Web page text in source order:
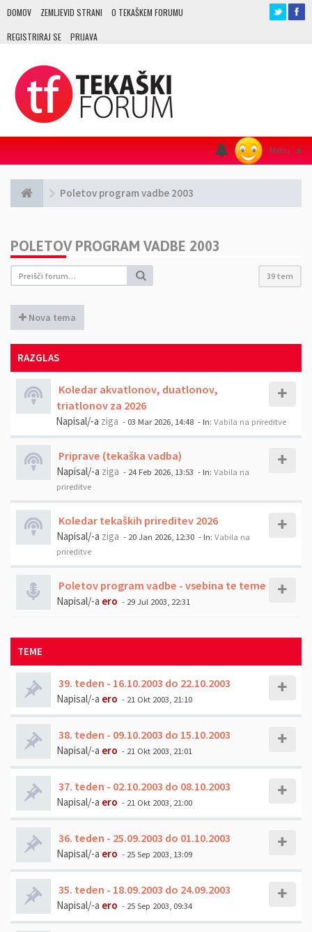
DOMOV ZEMLJEVID STRANI O TEKAŠKEM FORUMU
REGISTRIRAJ SE PRIJAVA
Menu ≡
Poletov program vadbe 2003
POLETOV PROGRAM VADBE 2003
39 tem
Nova tema
RAZGLAS
Koledar akvatlonov, duatlonov,
triatlonov za 2026
Napisal/-a ziga - 03 Mar 2026, 14:48 - In: Vabila na prireditve
Priprave (tekaška vadba)
Napisal/-a ziga - 24 Feb 2026, 13:53 - In: Vabila na
prireditve
Koledar tekaških prireditev 2026
Napisal/-a ziga - 20 Jan 2026, 12:30 - In: Vabila na
prireditve
Poletov program vadbe - vsebina te teme
Napisal/-a ero - 29 Jul 2003, 22:31
TEME
39. teden - 16.10.2003 do 22.10.2003
Napisal/-a ero - 21 Okt 2003, 21:10
38. teden - 09.10.2003 do 15.10.2003
Napisal/-a ero - 21 Okt 2003, 21:01
37. teden - 02.10.2003 do 08.10.2003
Napisal/-a ero - 21 Okt 2003, 21:00
36. teden - 25.09.2003 do 01.10.2003
Napisal/-a ero - 25 Sep 2003, 13:09
35. teden - 18.09.2003 do 24.09.2003
Napisal/-a ero - 25 Sep 2003, 09:34